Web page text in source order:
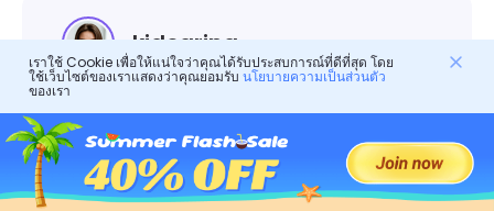
kidcaring
kidcaringหัวหน้านักเขียนใน FlashGet Kids
เธอทุ่มเทให้กับการกำหนดรูปแบบการควบคุม
โดยผู้ปกครองในโลกดิจิทัล เธอเป็นผู้เชี่ยวชาญที่
มีประสบการณ์ในอุตสาหกรรมการเลี้ยงลูก และมี
เราใช้ Cookie เพื่อให้แน่ใจว่าคุณได้รับประสบการณ์ที่ดีที่สุด โดย
ใช้เว็บไซต์ของเราแสดงว่าคุณยอมรับ นโยบายความเป็นส่วนตัว
ของเรา